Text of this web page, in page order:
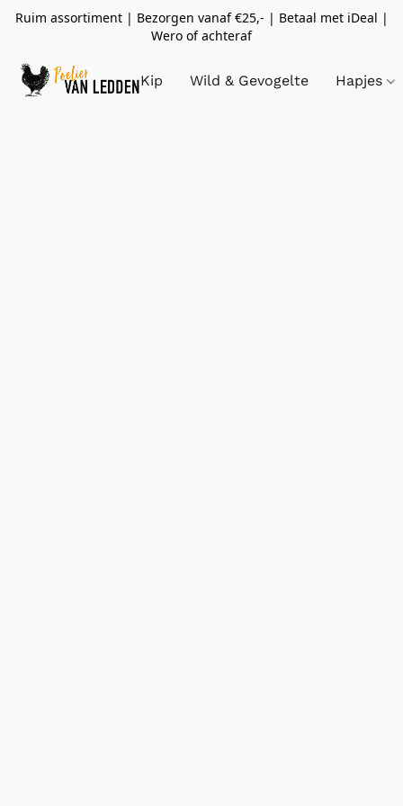
Ruim assortiment | Bezorgen vanaf €25,- | Betaal met iDeal |
Wero of achteraf
Kip Wild & Gevogelte Hapjes